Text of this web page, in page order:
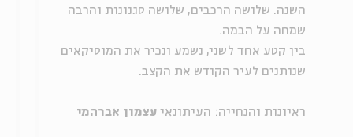
השנה. שלושה הרכבים, שלושה סגנונות והרבה
שמחה על הבמה.
בין קטע אחד לשני, נשמע ונכיר את המוסיקאים
שנותנים לעיר הקודש את הקצב.
ראיונות והנחייה: העיתונאי עצמון אברהמי